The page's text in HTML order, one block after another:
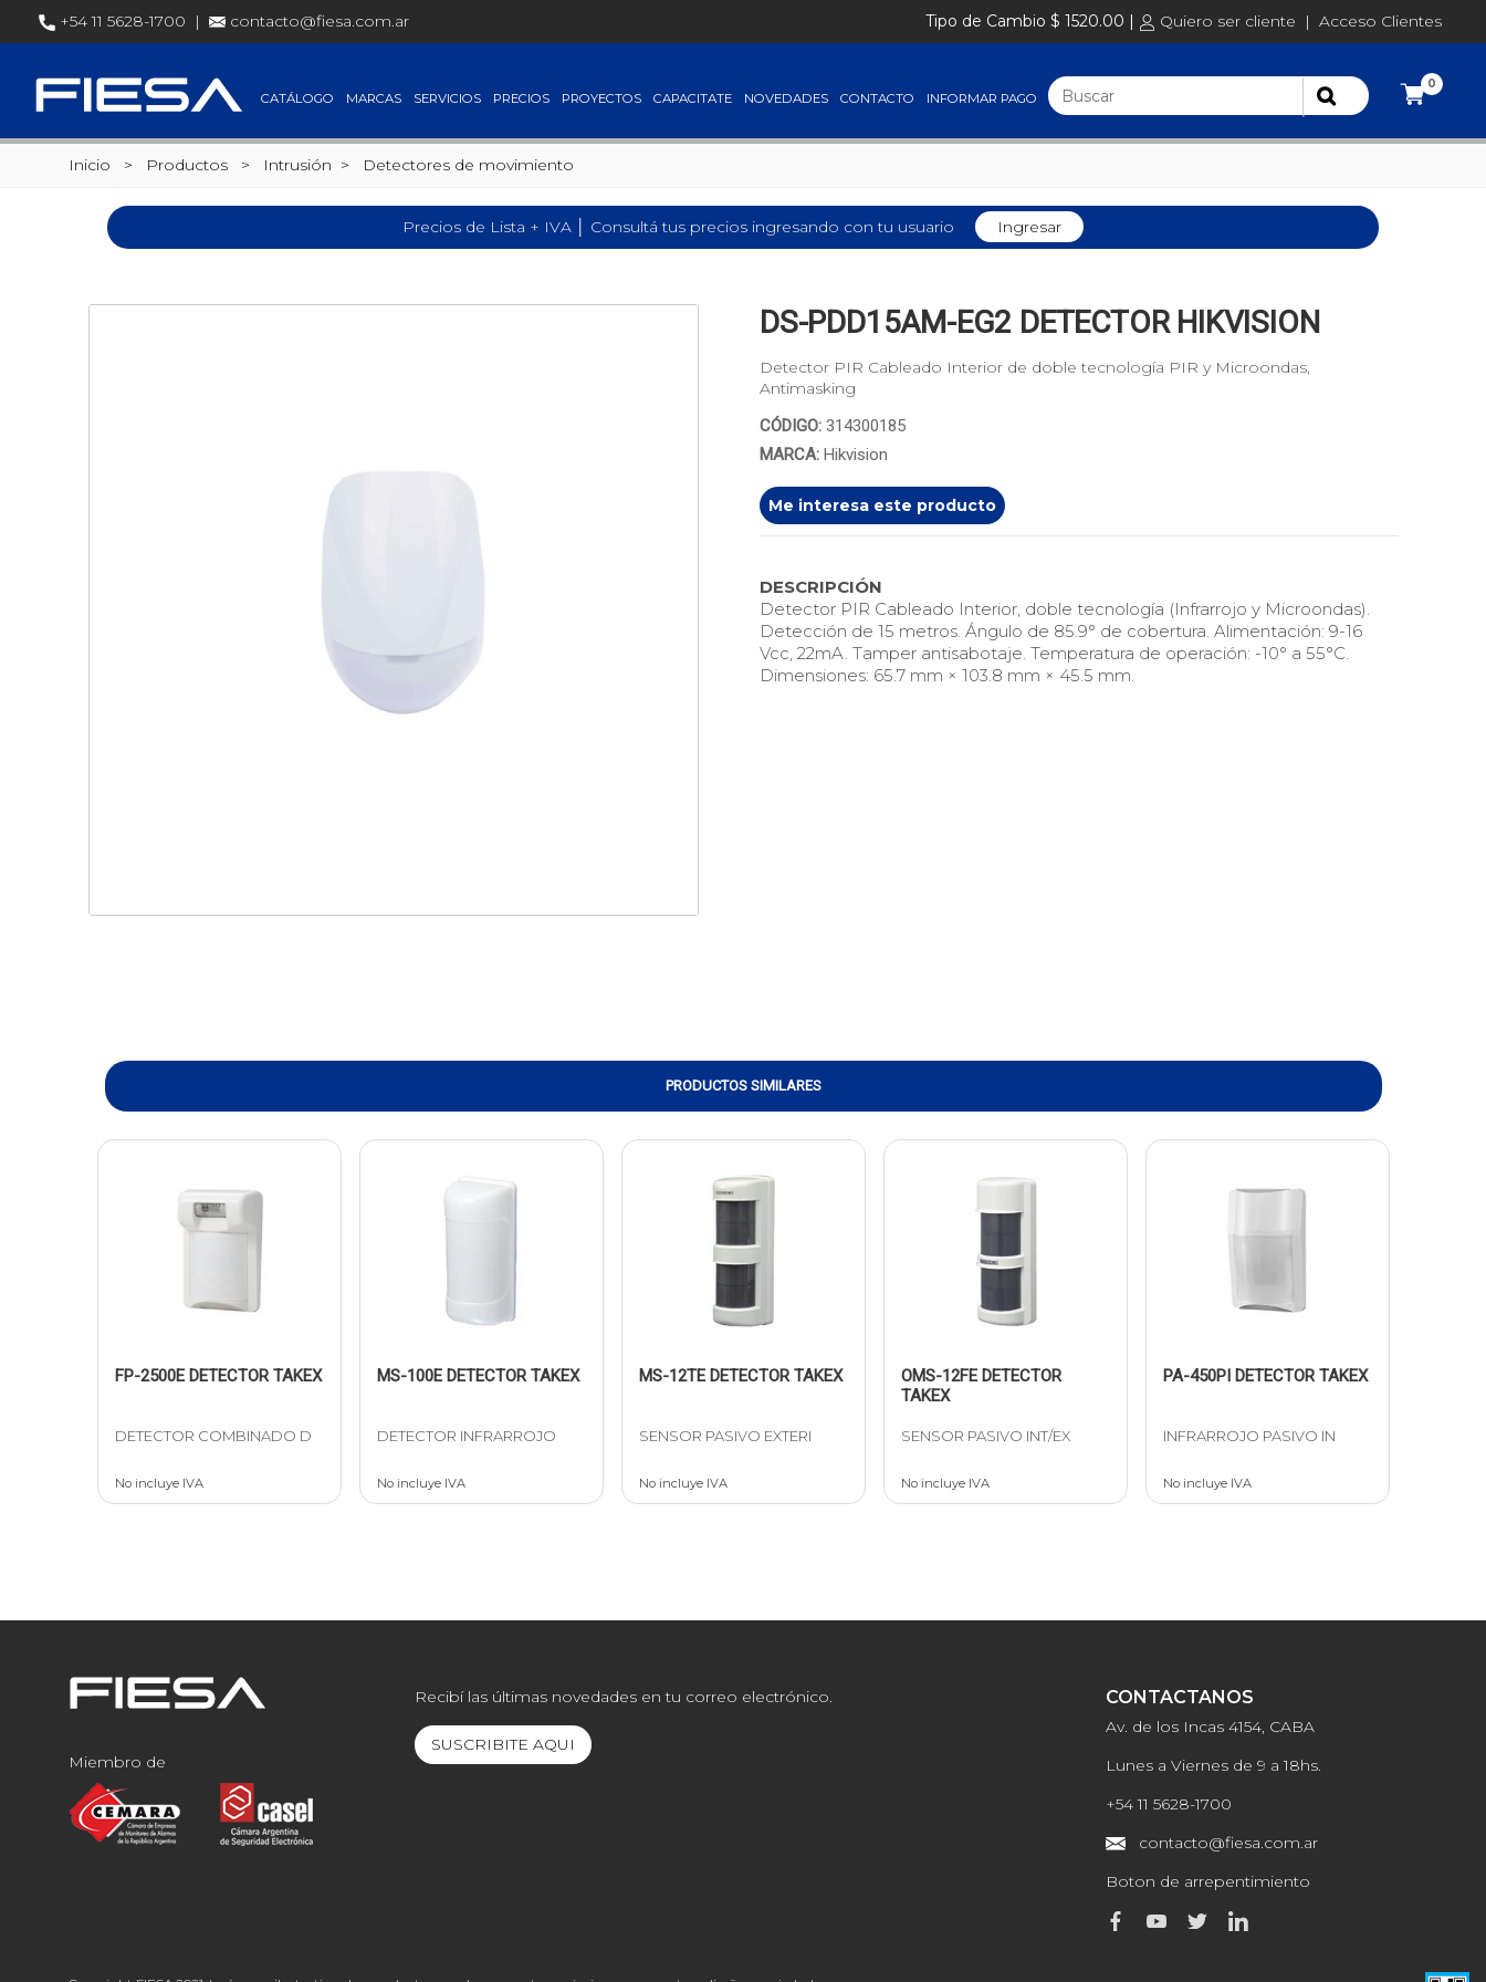
+54 11 5628-1700 | contacto@fiesa.com.ar Tipo de Cambio $ 1520.00 | Quiero ser cliente | Acceso Clientes
0
CATÁLOGO MARCAS SERVICIOS PRECIOS PROYECTOS CAPACITATE NOVEDADES CONTACTO INFORMAR PAGO
Inicio > Productos > Intrusión > Detectores de movimiento
Precios de Lista + IVA │ Consultá tus precios ingresando con tu usuario Ingresar
DS-PDD15AM-EG2 DETECTOR HIKVISION
Detector PIR Cableado Interior de doble tecnología PIR y Microondas,
Antimasking
CÓDIGO: 314300185
MARCA: Hikvision
Me interesa este producto
DESCRIPCIÓN
Detector PIR Cableado Interior, doble tecnología (Infrarrojo y Microondas).
Detección de 15 metros. Ángulo de 85.9° de cobertura. Alimentación: 9-16
Vcc, 22mA. Tamper antisabotaje. Temperatura de operación: -10° a 55°C.
Dimensiones: 65.7 mm × 103.8 mm × 45.5 mm.
PRODUCTOS SIMILARES
FP-2500E DETECTOR TAKEX
DETECTOR COMBINADO D
No incluye IVA
MS-100E DETECTOR TAKEX
DETECTOR INFRARROJO
No incluye IVA
MS-12TE DETECTOR TAKEX
SENSOR PASIVO EXTERI
No incluye IVA
OMS-12FE DETECTOR
TAKEX
SENSOR PASIVO INT/EX
No incluye IVA
PA-450PI DETECTOR TAKEX
INFRARROJO PASIVO IN
No incluye IVA
Miembro de
Recibí las últimas novedades en tu correo electrónico.
SUSCRIBITE AQUI
CONTACTANOS
Av. de los Incas 4154, CABA
Lunes a Viernes de 9 a 18hs.
+54 11 5628-1700
contacto@fiesa.com.ar
Boton de arrepentimiento